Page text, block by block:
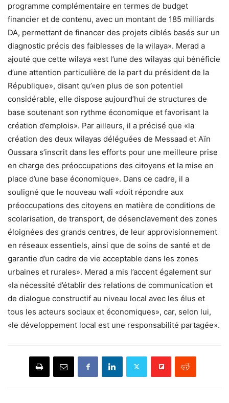
programme complémentaire en termes de budget
financier et de contenu, avec un montant de 185 milliards
DA, permettant de financer des projets ciblés basés sur un
diagnostic précis des faiblesses de la wilaya». Merad a
ajouté que cette wilaya «est l’une des wilayas qui bénéficie
d’une attention particulière de la part du président de la
République», disant qu’«en plus de son potentiel
considérable, elle dispose aujourd’hui de structures de
base soutenant son rythme économique et favorisant la
création d’emplois». Par ailleurs, il a précisé que «la
création des deux wilayas déléguées de Messaad et Aïn
Oussara s’inscrit dans les efforts pour une meilleure prise
en charge des préoccupations des citoyens et la mise en
place d’une base économique». Dans ce cadre, il a
souligné que le nouveau wali «doit répondre aux
préoccupations des citoyens en matière de conditions de
scolarisation, de transport, de désenclavement des zones
éloignées des grands centres, de leur approvisionnement
en réseaux essentiels, ainsi que de soins de santé et de
garantie d’un cadre de vie acceptable dans les zones
urbaines et rurales». Merad a mis l’accent également sur
«la nécessité d’établir des relations de communication et
de dialogue constructif au niveau local avec les élus et
tous les acteurs sociaux et économiques», car, selon lui,
«le développement local est une responsabilité partagée».